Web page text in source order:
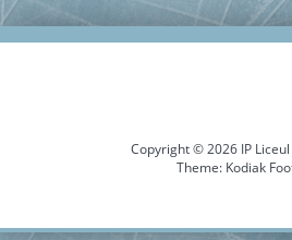
Copyright © 2026 IP
Theme: Kodiak